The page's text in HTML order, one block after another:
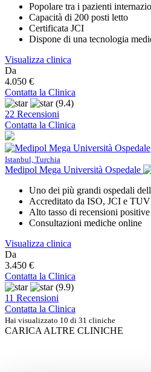
Popolare tra i pazienti
Capacità di 200 posti letto
Certificata JCI
Dispone di una tecnologia
Visualizza clinica
Da
4.050 €
Contatta la Clinica
(9.4)
22 Recensioni
Contatta la Clinica
Istanbul, Turchia
Medipol Mega Università Ospedale
Uno dei più grandi ospedali
Accreditato da ISO, JCI e TUV
Alto tasso di recensioni positive
Consultazioni mediche online
Visualizza clinica
Da
3.450 €
Contatta la Clinica
(9.9)
11 Recensioni
Contatta la Clinica
Hai visualizzato 10 di 31 cliniche
CARICA ALTRE CLINICHE